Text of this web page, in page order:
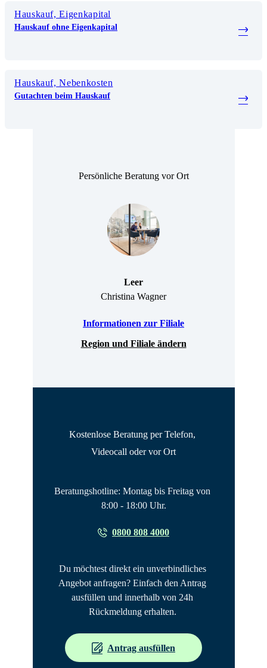
Hauskauf, Eigenkapital
Hauskauf ohne Eigenkapital
Hauskauf, Nebenkosten
Gutachten beim Hauskauf
Persönliche Beratung vor Ort
Leer
Christina Wagner
Informationen zur Filiale
Region und Filiale ändern
Kostenlose Beratung per Telefon,
Videocall oder vor Ort
Beratungshotline: Montag bis Freitag von
8:00 - 18:00 Uhr.
0800 808 4000
Du möchtest direkt ein unverbindliches
Angebot anfragen? Einfach den Antrag
ausfüllen und innerhalb von 24h
Rückmeldung erhalten.
Antrag ausfüllen